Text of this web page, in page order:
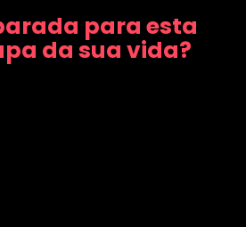
para esta
da sua vida?